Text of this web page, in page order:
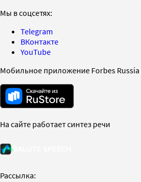
Мы в соцсетях:
Telegram
ВКонтакте
YouTube
Мобильное приложение Forbes
На сайте работает синтез речи
Рассылка: